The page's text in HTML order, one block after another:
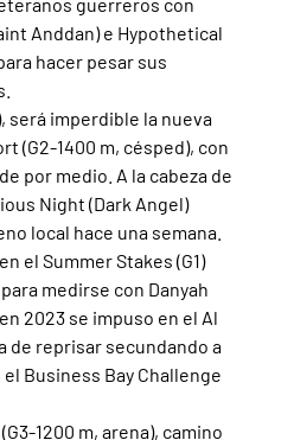
Anddan) e Hypothetical
hacer pesar sus
será imperdible la nueva
(G2-1400 m, césped), con
por medio. A la cabeza de
Night (Dark Angel)
local hace una semana.
el Summer Stakes (G1)
medirse con Danyah
2023 se impuso en el Al
de reprisar secundando a
Business Bay Challenge
1200 m, arena), camino